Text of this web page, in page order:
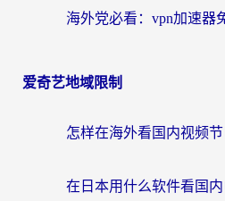
爱奇艺地域限制